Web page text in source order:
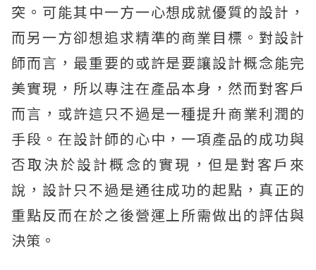
突。可能其中一方一心想成就優質的設計，
而另一方卻想追求精準的商業目標。對設計
師而言，最重要的或許是要讓設計概念能完
美實現，所以專注在產品本身，然而對客戶
而言，或許這只不過是一種提升商業利潤的
手段。在設計師的心中，一項產品的成功與
否取決於設計概念的實現，但是對客戶來
說，設計只不過是通往成功的起點，真正的
重點反而在於之後營運上所需做出的評估與
決策。